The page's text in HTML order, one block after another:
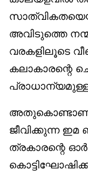
അവിടുത്തെ
വരകളിലൂടെ
കലാകാരന്റെ
അതുകൊണ്ടാണ്
ജീവിക്കുന്ന
ത്രകാരന്റെ